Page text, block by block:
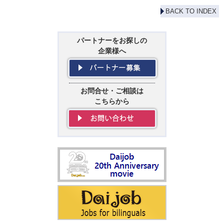
BACK TO INDEX
パートナーをお探しの
企業様へ
お問合せ・ご相談は
こちらから